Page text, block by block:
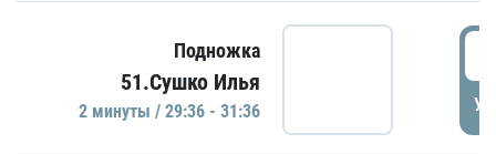
Подножка
51.Сушко Илья
2 минуты / 29:36 - 31:36